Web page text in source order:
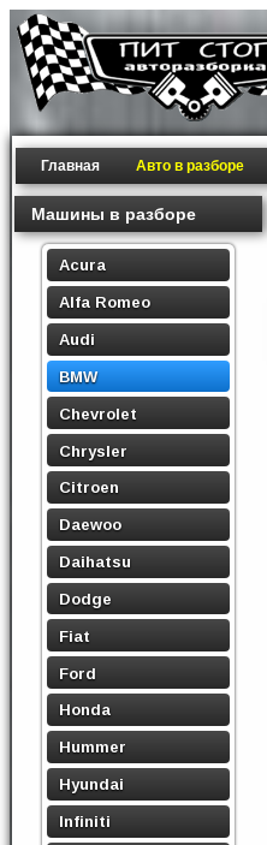
Главная Авто в разборе
Машины в разборе
Acura
Alfa Romeo
Audi
BMW
Chevrolet
Chrysler
Citroen
Daewoo
Daihatsu
Dodge
Fiat
Ford
Honda
Hummer
Hyundai
Infiniti